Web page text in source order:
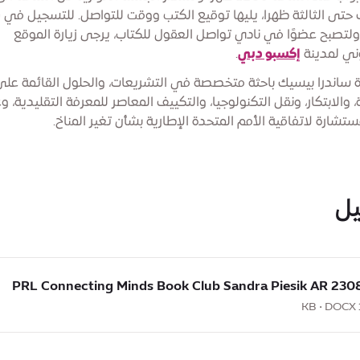
الثالثة ظهرا، يليها توقيع الكتب ووقت للتواصل. للتسجيل
عضوًا في نادي تواصل العقول للكتاب، يرجى زيارة الموقع
لمدينة إكسبو دبي.
ساندرا بيسيك باحثة متخصصة في التشريعات، والحلول القائمة
والابتكار، ونقل التكنولوجيا، والتكييف المعاصر للمعرفة
لاتفاقية الأمم المتحدة الإطارية بشأن تغير المناخ.
230825 PRL Connecting Minds